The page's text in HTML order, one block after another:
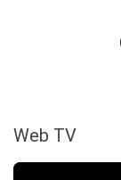
Web TV